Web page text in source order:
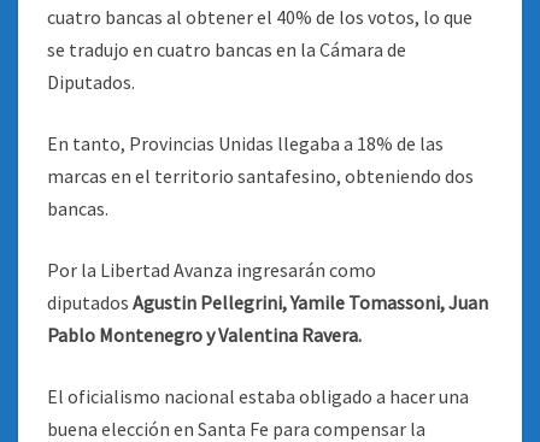
cuatro bancas al obtener el 40% de los votos, lo que
se tradujo en cuatro bancas en la Cámara de
Diputados.
En tanto, Provincias Unidas llegaba a 18% de las
marcas en el territorio santafesino, obteniendo dos
bancas.
Por la Libertad Avanza ingresarán como
diputados Agustin Pellegrini, Yamile Tomassoni, Juan
Pablo Montenegro y Valentina Ravera.
El oficialismo nacional estaba obligado a hacer una
buena elección en Santa Fe para compensar la